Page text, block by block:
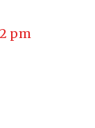
pm